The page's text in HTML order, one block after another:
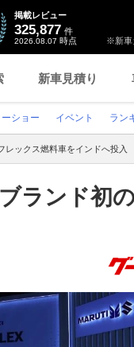
※新車
掲載レビュー
325,877 件
2026.08.07 時点
新車見積り
ショー イベント ラン
レックス燃料車をインドへ投入
ランド初